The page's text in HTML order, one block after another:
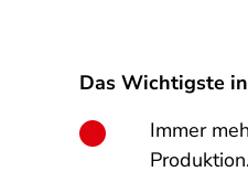
Das Wichtigste
Immer
Produktion.